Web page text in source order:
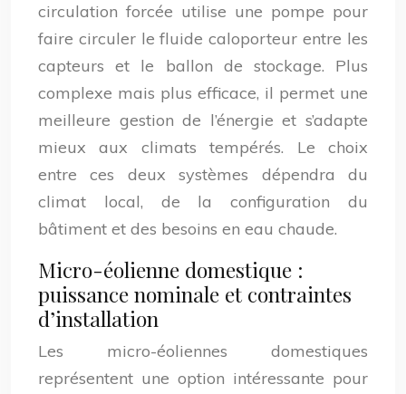
circulation forcée utilise une pompe pour
faire circuler le fluide caloporteur entre les
capteurs et le ballon de stockage. Plus
complexe mais plus efficace, il permet une
meilleure gestion de l’énergie et s’adapte
mieux aux climats tempérés. Le choix
entre ces deux systèmes dépendra du
climat local, de la configuration du
bâtiment et des besoins en eau chaude.
Micro-éolienne domestique :
puissance nominale et contraintes
d’installation
Les micro-éoliennes domestiques
représentent une option intéressante pour